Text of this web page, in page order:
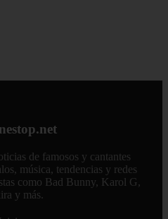
de famosos y cantantes
música, tendencias y redes
como Bad Bunny, Karol G,
y más.